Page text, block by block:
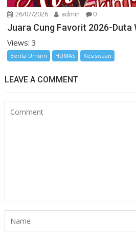
26/07/2026 admin 0
Juara Cung Favorit 2026-Duta
Views: 3
Berita Umum HUMAS Kesiswaan
LEAVE A COMMENT